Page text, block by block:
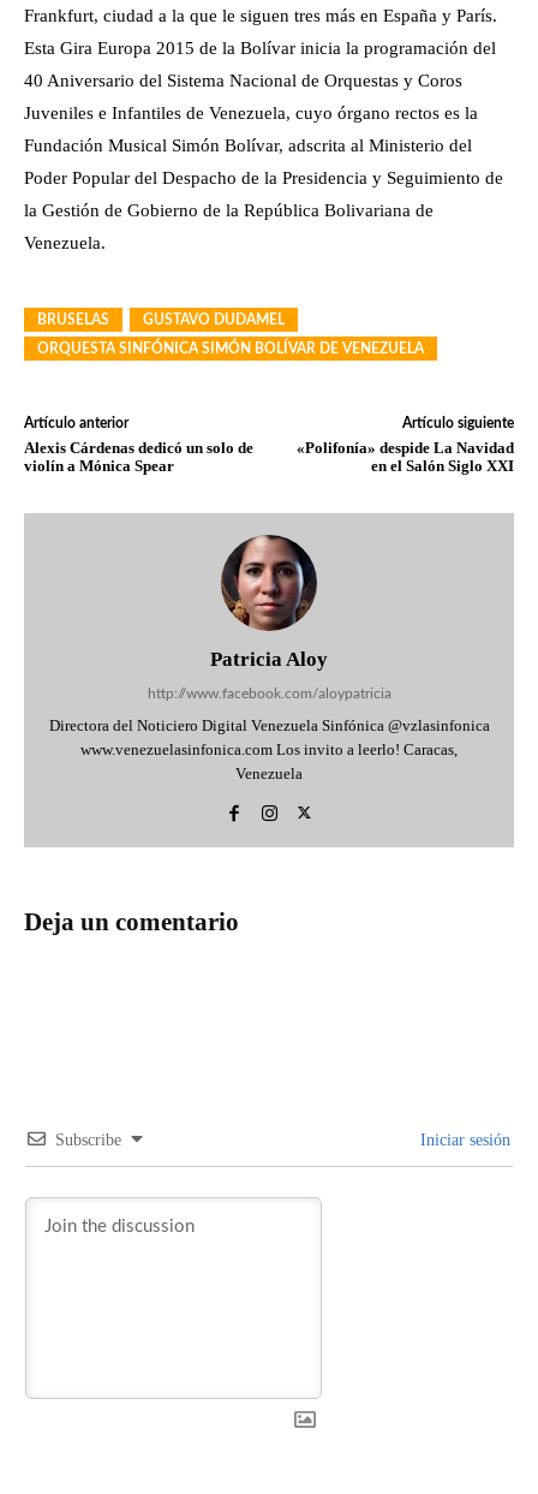
Frankfurt, ciudad a la que le siguen tres más en España y París.
Esta Gira Europa 2015 de la Bolívar inicia la programación del
40 Aniversario del Sistema Nacional de Orquestas y Coros
Juveniles e Infantiles de Venezuela, cuyo órgano rectos es la
Fundación Musical Simón Bolívar, adscrita al Ministerio del
Poder Popular del Despacho de la Presidencia y Seguimiento de
la Gestión de Gobierno de la República Bolivariana de
Venezuela.
BRUSELAS
GUSTAVO DUDAMEL
ORQUESTA SINFÓNICA SIMÓN BOLÍVAR DE VENEZUELA
Artículo anterior
Alexis Cárdenas dedicó un solo de
violín a Mónica Spear
Artículo siguiente
«Polifonía» despide La Navidad
en el Salón Siglo XXI
Patricia Aloy
http://www.facebook.com/aloypatricia
Directora del Noticiero Digital Venezuela Sinfónica @vzlasinfonica
www.venezuelasinfonica.com Los invito a leerlo! Caracas,
Venezuela
Deja un comentario
Subscribe Iniciar sesión